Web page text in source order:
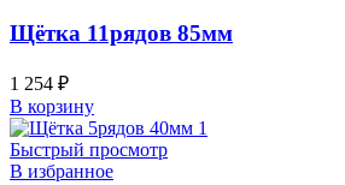
Щётка 11рядов 85мм
1 254 ₽
В корзину
Быстрый просмотр
В избранное